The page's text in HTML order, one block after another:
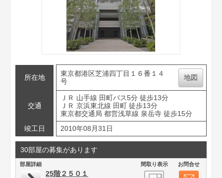
所在地
東京都港区芝浦四丁目１６番１４
号
地図
交通
ＪＲ 山手線 田町バス5分 徒歩13分
ＪＲ 京浜東北線 田町 徒歩13分
東京都交通局 都営浅草線 泉岳寺 徒歩15分
竣工日
2010年08月31日
30部屋の募集があります
部屋詳細 間取り表示 お問合せ
25階２５０１